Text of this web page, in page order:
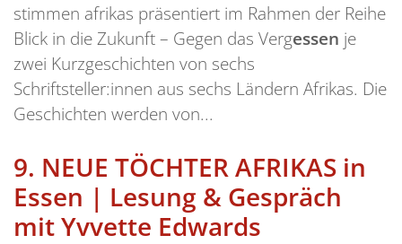
stimmen afrikas präsentiert im Rahmen der Reihe
Blick in die Zukunft – Gegen das Vergessen je
zwei Kurzgeschichten von sechs
Schriftsteller:innen aus sechs Ländern Afrikas. Die
Geschichten werden von...
9. NEUE TÖCHTER AFRIKAS in
Essen | Lesung & Gespräch
mit Yvvette Edwards